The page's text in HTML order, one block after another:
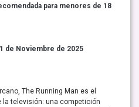
para menores de 18
de Noviembre de 2025
The Running Man es el
la televisión: una competición